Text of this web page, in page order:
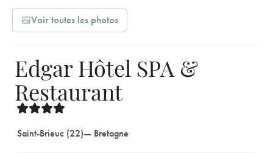
Voir toutes les photos
Edgar Hôtel SPA &
Restaurant
Saint-Brieuc (22)— Bretagne